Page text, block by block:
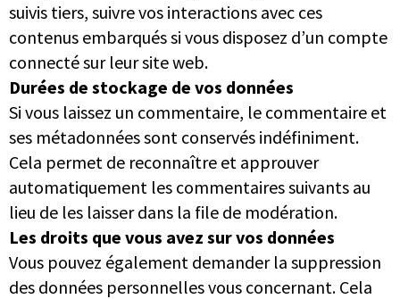
suivis tiers, suivre vos interactions avec ces
contenus embarqués si vous disposez d’un compte
connecté sur leur site web.
Durées de stockage de vos données
Si vous laissez un commentaire, le commentaire et
ses métadonnées sont conservés indéfiniment.
Cela permet de reconnaître et approuver
automatiquement les commentaires suivants au
lieu de les laisser dans la file de modération.
Les droits que vous avez sur vos données
Vous pouvez également demander la suppression
des données personnelles vous concernant. Cela